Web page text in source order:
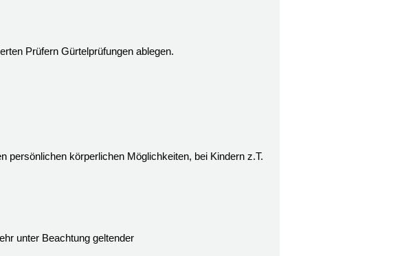
Prüfern Gürtelprüfungen ablegen.
persönlichen körperlichen Möglichkeiten, bei Kindern z.T.
unter Beachtung geltender